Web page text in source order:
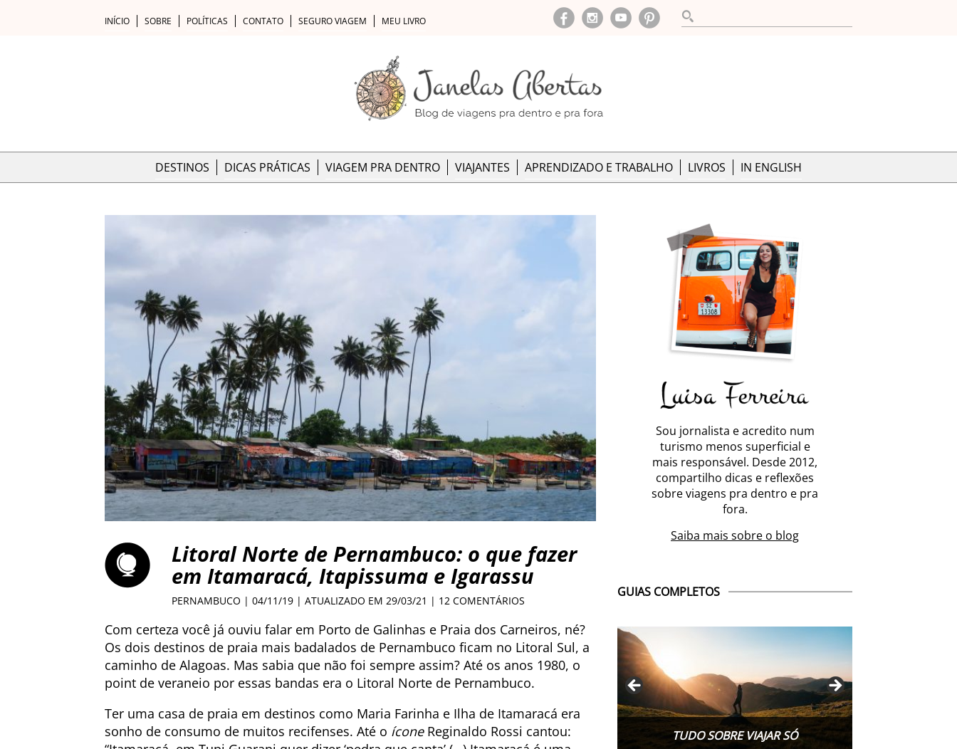
INÍCIO SOBRE POLÍTICAS CONTATO SEGURO VIAGEM MEU LIVRO
DESTINOS DICAS PRÁTICAS VIAGEM PRA DENTRO VIAJANTES APRENDIZADO E TRABALHO LIVROS IN ENGLISH
Litoral Norte de Pernambuco: o que fazer
em Itamaracá, Itapissuma e Igarassu
PERNAMBUCO | 04/11/19 | ATUALIZADO EM 29/03/21 | 12 COMENTÁRIOS
Com certeza você já ouviu falar em Porto de Galinhas e Praia dos Carneiros, né?
Os dois destinos de praia mais badalados de Pernambuco ficam no Litoral Sul, a
caminho de Alagoas. Mas sabia que não foi sempre assim? Até os anos 1980, o
point de veraneio por essas bandas era o Litoral Norte de Pernambuco.
Ter uma casa de praia em destinos como Maria Farinha e Ilha de Itamaracá era
sonho de consumo de muitos recifenses. Até o íconeReginaldo Rossi cantou:
Sou jornalista e acredito num
turismo menos superficial e
mais responsável. Desde 2012,
compartilho dicas e reflexões
sobre viagens pra dentro e pra
fora.
Saiba mais sobre o blog
GUIAS COMPLETOS
TUDO SOBRE WORK EXCHANGE